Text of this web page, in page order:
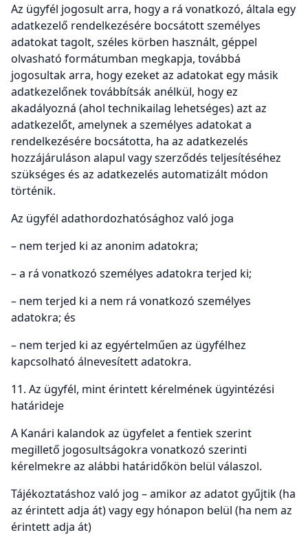
Az ügyfél jogosult arra, hogy a rá vonatkozó, általa egy
adatkezelő rendelkezésére bocsátott személyes
adatokat tagolt, széles körben használt, géppel
olvasható formátumban megkapja, továbbá
jogosultak arra, hogy ezeket az adatokat egy másik
adatkezelőnek továbbítsák anélkül, hogy ez
akadályozná (ahol technikailag lehetséges) azt az
adatkezelőt, amelynek a személyes adatokat a
rendelkezésére bocsátotta, ha az adatkezelés
hozzájáruláson alapul vagy szerződés teljesítéséhez
szükséges és az adatkezelés automatizált módon
történik.
Az ügyfél adathordozhatósághoz való joga
– nem terjed ki az anonim adatokra;
– a rá vonatkozó személyes adatokra terjed ki;
– nem terjed ki a nem rá vonatkozó személyes
adatokra; és
– nem terjed ki az egyértelműen az ügyfélhez
kapcsolható álnevesített adatokra.
11. Az ügyfél, mint érintett kérelmének ügyintézési
határideje
A Kanári kalandok az ügyfelet a fentiek szerint
megillető jogosultságokra vonatkozó szerinti
kérelmekre az alábbi határidőkön belül válaszol.
Tájékoztatáshoz való jog – amikor az adatot gyűjtik (ha
az érintett adja át) vagy egy hónapon belül (ha nem az
érintett adja át)